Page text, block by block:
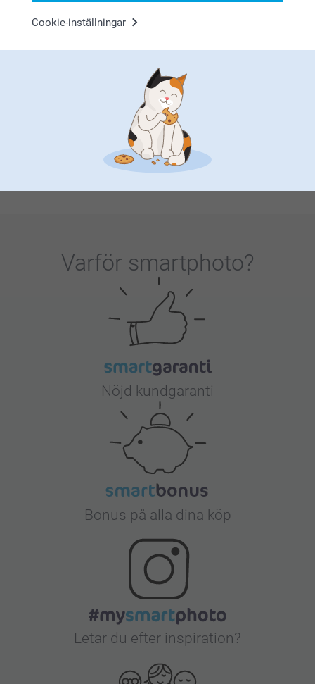
Cookie-inställningar
Personliga fotokort
Från 7,90 Från 49,00
(3 omdömen)
Adressetiketter
3 varianter
Från 79,00
(19 omdömen)
Varför smartphoto?
Nöjd kundgaranti
Bonus på alla dina köp
Letar du efter inspiration?